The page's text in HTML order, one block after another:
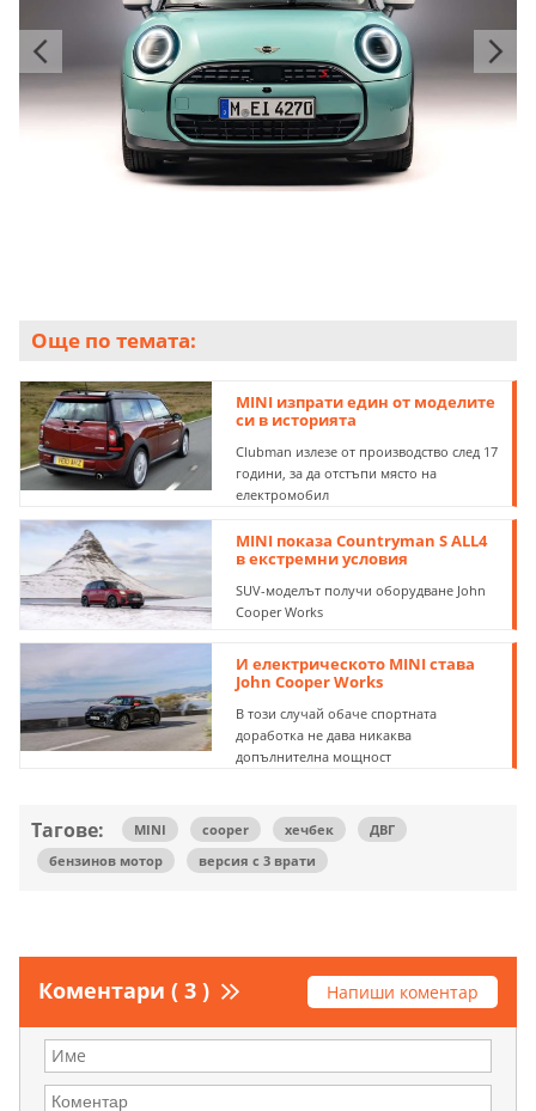
Още по темата:
MINI изпрати един от моделите
си в историята
Clubman излезе от производство след 17
години, за да отстъпи място на
електромобил
MINI показа Countryman S ALL4
в екстремни условия
SUV-моделът получи оборудване John
Cooper Works
И електрическото MINI става
John Cooper Works
В този случай обаче спортната
доработка не дава никаква
допълнителна мощност
Тагове: MINI cooper хечбек
ДВГ
бензинов мотор
версия с 3 врати
Коментари ( 3 ) Напиши коментар